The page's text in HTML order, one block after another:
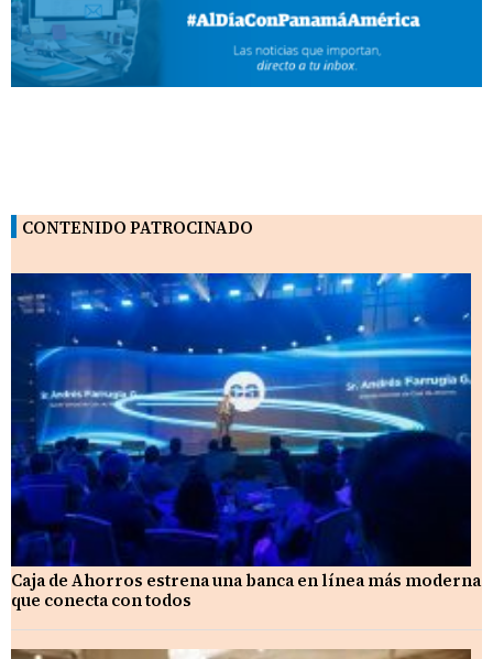
CONTENIDO PATROCINADO
Caja de Ahorros estrena una banca en línea más moderna
que conecta con todos